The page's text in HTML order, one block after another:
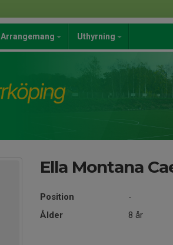
Arrangemang Uthyrning
Ella Montana
Position
-
Ålder
8 år